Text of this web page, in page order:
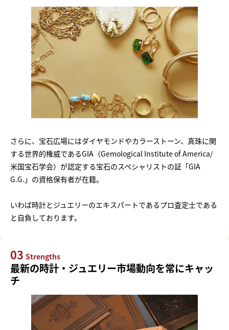
さらに、宝石広場にはダイヤモンドやカラーストーン、真珠に関
する世界的権威であるGIA（Gemological Institute of America/
米国宝石学会）が認定する宝石のスペシャリストの証「GIA
G.G.」の資格保有者が在籍。
いわば時計とジュエリーのエキスパートであるプロ査定士である
と自負しております。
03 Strengths
最新の時計・ジュエリー市場動向を常にキャッ
チ